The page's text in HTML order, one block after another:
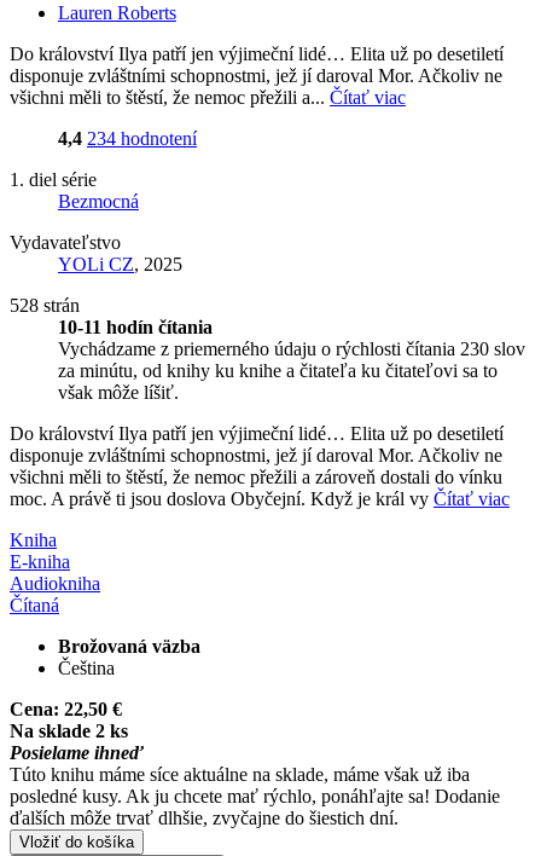
Lauren Roberts
Do království Ilya patří jen výjimeční lidé… Elita už po desetiletí
disponuje zvláštními schopnostmi, jež jí daroval Mor. Ačkoliv ne
všichni měli to štěstí, že nemoc přežili a... Čítať viac
4,4 234 hodnotení
1. diel série
Bezmocná
Vydavateľstvo
YOLi CZ, 2025
528 strán
10-11 hodín čítania
Vychádzame z priemerného údaju o rýchlosti čítania 230 slov
za minútu, od knihy ku knihe a čitateľa ku čitateľovi sa to
však môže líšiť.
Do království Ilya patří jen výjimeční lidé… Elita už po desetiletí
disponuje zvláštními schopnostmi, jež jí daroval Mor. Ačkoliv ne
všichni měli to štěstí, že nemoc přežili a zároveň dostali do vínku
moc. A právě ti jsou doslova Obyčejní. Když je král vy Čítať viac
Kniha
E-kniha
Audiokniha
Čítaná
Brožovaná väzba
Čeština
Cena: 22,50 €
Na sklade 2 ks
Posielame ihneď
Túto knihu máme síce aktuálne na sklade, máme však už iba
posledné kusy. Ak ju chcete mať rýchlo, ponáhľajte sa! Dodanie
ďalších môže trvať dlhšie, zvyčajne do šiestich dní.
Vložiť do košíka